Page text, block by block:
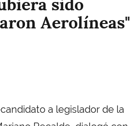
sido
Aerolíneas"
a legislador de la